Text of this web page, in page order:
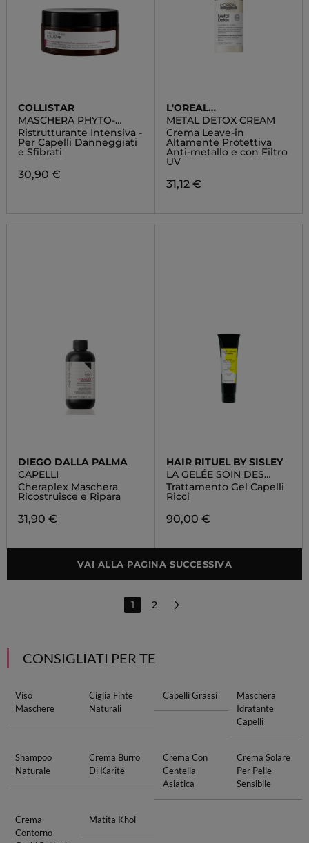
COLLISTAR
MASCHERA PHYTO-
CHERATINA
Ristrutturante Intensiva -
Per Capelli Danneggiati
e Sfibrati
30,90 €
L'OREAL
PROFESSIONNEL
METAL DETOX CREAM
Crema Leave-in
Altamente Protettiva
Anti-metallo e con Filtro
UV
31,12 €
DIEGO DALLA PALMA
CAPELLI
Cheraplex Maschera
Ricostruisce e Ripara
31,90 €
HAIR RITUEL BY SISLEY
LA GELÉE SOIN DES
BOUCLES
Trattamento Gel Capelli
Ricci
90,00 €
VAI ALLA PAGINA SUCCESSIVA
1 2
CONSIGLIATI PER TE
Viso
Maschere
Ciglia Finte
Naturali
Capelli Grassi
Maschera
Idratante
Capelli
Shampoo
Naturale
Crema Burro
Di Karité
Crema Con
Centella
Asiatica
Crema Solare
Per Pelle
Sensibile
Crema
Contorno
Matita Khol